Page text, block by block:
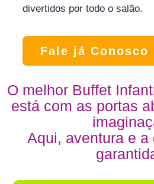
divertidos por todo o salão.
Fale já Conosco
O melhor Buffet
está com as portas
Aqui, aventura e a